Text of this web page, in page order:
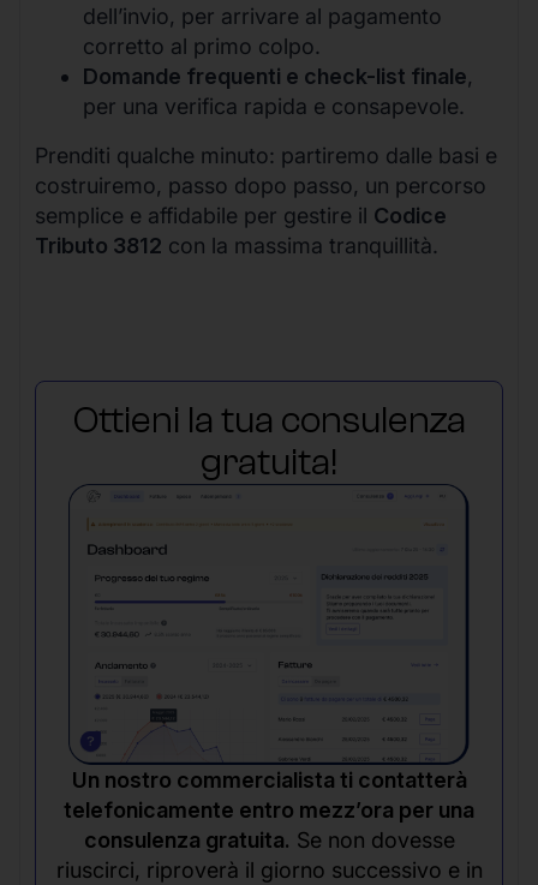
dell’invio, per arrivare al pagamento
corretto al primo colpo.
Domande frequenti e check-list finale,
per una verifica rapida e consapevole.
Prenditi qualche minuto: partiremo dalle basi e
costruiremo, passo dopo passo, un percorso
semplice e affidabile per gestire il Codice
Tributo 3812 con la massima tranquillità.
Ottieni la tua consulenza
gratuita!
Un nostro commercialista ti contatterà
telefonicamente entro mezz’ora per una
consulenza gratuita. Se non dovesse
riuscirci, riproverà il giorno successivo e in